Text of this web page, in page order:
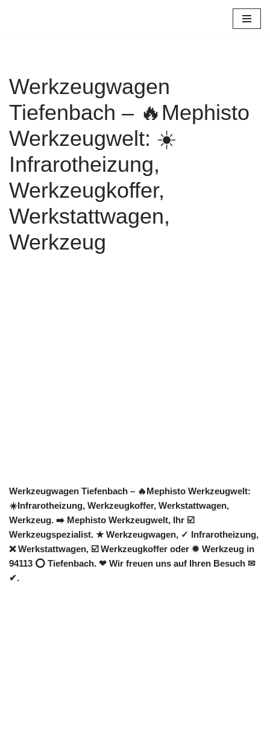
Werkzeugwagen
Tiefenbach – 🔥Mephisto
Werkzeugwelt: ☀️
Infrarotheizung,
Werkzeugkoffer,
Werkstattwagen,
Werkzeug
Werkzeugwagen Tiefenbach – 🔥Mephisto Werkzeugwelt:
☀️Infrarotheizung, Werkzeugkoffer, Werkstattwagen,
Werkzeug. ➡️ Mephisto Werkzeugwelt, Ihr ☑️
Werkzeugspezialist. ★ Werkzeugwagen, ✓ Infrarotheizung,
❌ Werkstattwagen, ☑️ Werkzeugkoffer oder ✹ Werkzeug in
94113 ⭕ Tiefenbach. ❤ Wir freuen uns auf Ihren Besuch ✉
✔.